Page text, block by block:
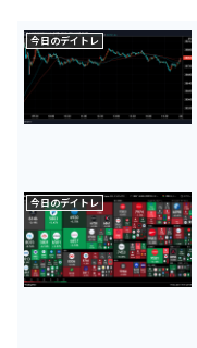
今日のデイトレ
今日のデイトレ